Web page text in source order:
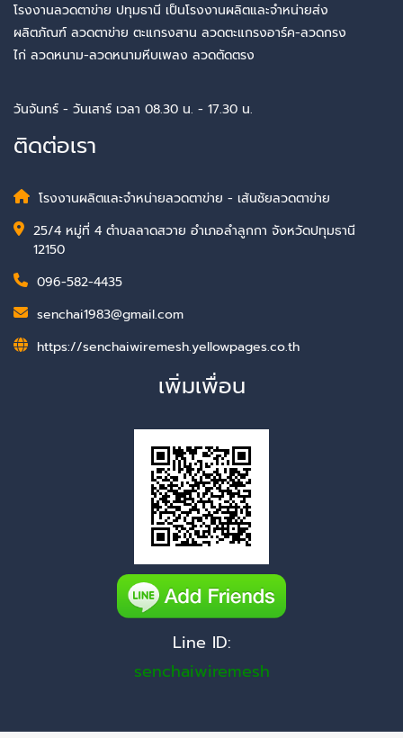
โรงงานลวดตาข่าย ปทุมธานี เป็นโรงงานผลิตและจำหน่ายส่ง
ผลิตภัณฑ์ ลวดตาข่าย ตะแกรงสาน ลวดตะแกรงอาร์ค-ลวดกรง
ไก่ ลวดหนาม-ลวดหนามหีบเพลง ลวดตัดตรง
วันจันทร์ - วันเสาร์ เวลา 08.30 น. - 17.30 น.
ติดต่อเรา
โรงงานผลิตและจำหน่ายลวดตาข่าย - เส้นชัยลวดตาข่าย
25/4 หมู่ที่ 4 ตำบลลาดสวาย อำเภอลำลูกกา จังหวัดปทุมธานี
12150
096-582-4435
senchai1983@gmail.com
https://senchaiwiremesh.yellowpages.co.th
เพิ่มเพื่อน
Line ID:
senchaiwiremesh